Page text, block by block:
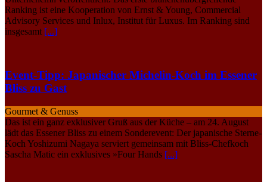
Ranking ist eine Kooperation von Ernst & Young, Commercial
Advisory Services und Inlux, Institut für Luxus. Im Ranking sind
insgesamt [...]
Event-Tipp: Japanischer Michelin-Koch im Essener
Bliss zu Gast
Gourmet & Genuss
Das ist ein ganz exklusiver Gruß aus der Küche – am 24. August
lädt das Essener Bliss zu einem Sonderevent: Der japanische Sterne-
Koch Yoshizumi Nagaya serviert gemeinsam mit Bliss-Chefkoch
Sascha Matic ein exklusives »Four Hands [...]